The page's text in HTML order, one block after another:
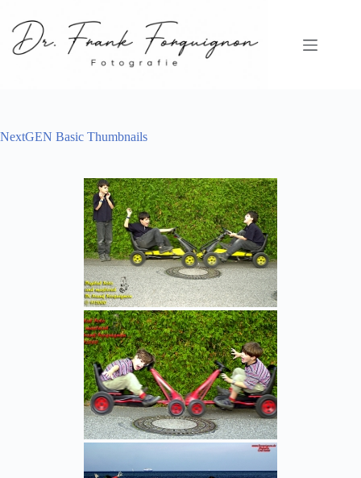
Inhalt
springen
NextGEN Basic Thumbnails